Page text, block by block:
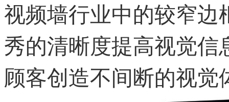
视频墙行业中的较窄边
秀的清晰度提高视觉信
顾客创造不间断的视觉